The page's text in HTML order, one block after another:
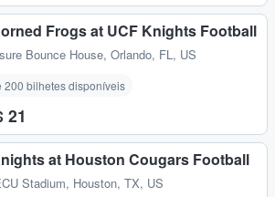
Frogs at UCF Knights Football
Bounce House, Orlando, FL, US
200 bilhetes disponíveis
21
at Houston Cougars Football
Stadium, Houston, TX, US